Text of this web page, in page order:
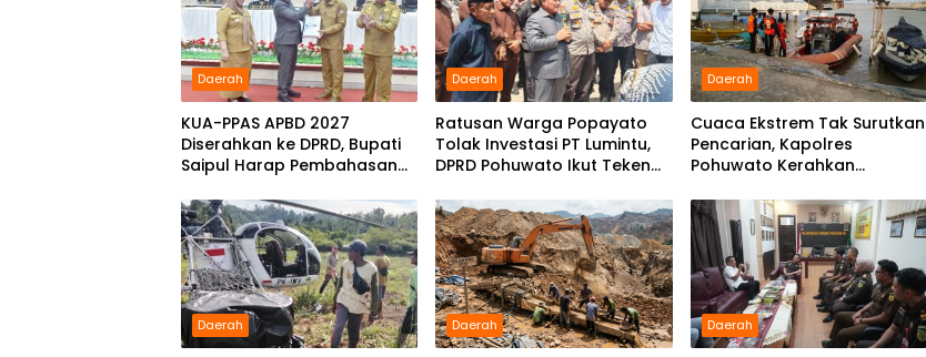
Daerah
KUA-PPAS APBD 2027
Diserahkan ke DPRD, Bupati
Saipul Harap Pembahasan
Daerah
Ratusan Warga Popayato
Tolak Investasi PT Lumintu,
DPRD Pohuwato Ikut Teken
Daerah
Cuaca Ekstrem Tak Surutkan
Pencarian, Kapolres
Pohuwato Kerahkan
Speedboat Hilang
Daerah Daerah Daerah